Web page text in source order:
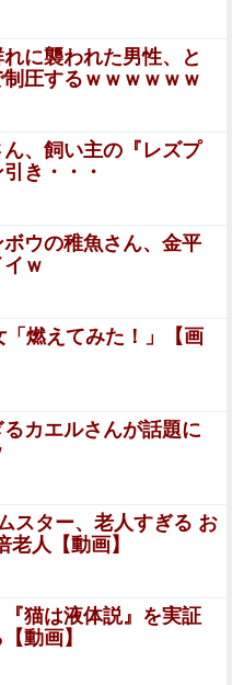
ンしたカフェ、サンドイ
切断されてしまう大事故
いかにイージーモード
うｗｗｗｗｗ
トの乗せ乳！！【GIF動
びっくり』してしま
学生にラリアットするｗ
日本が核兵器を持て
に広がる」
の水着姿に勃起してしま
起する瞬間撮影できたん
定規グッズ出します！」
れに襲われた男性、と
圧するｗｗｗｗｗｗ
ん、飼い主の『レズプ
き・・・
ボウの稚魚さん、金平
ｗ
「燃えてみた！」【画
るカエルさんが話題に
スター、老人すぎる お
人【動画】
『猫は液体説』を実証
動画】